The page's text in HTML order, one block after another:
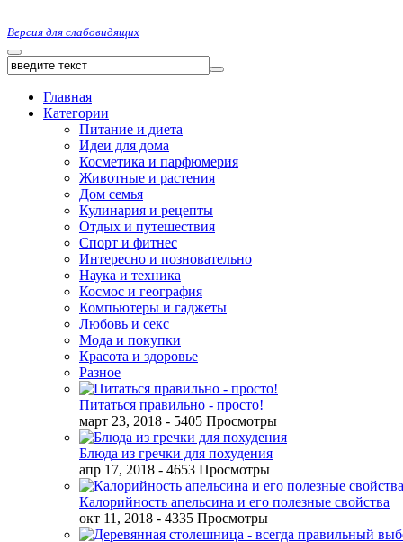
Версия для слабовидящих
Главная
Категории
Питание и диета
Идеи для дома
Косметика и парфюмерия
Животные и растения
Дом семья
Кулинария и рецепты
Отдых и путешествия
Спорт и фитнес
Интересно и позновательно
Наука и техника
Космос и география
Компьютеры и гаджеты
Любовь и секс
Мода и покупки
Красота и здоровье
Разное
Питаться правильно - просто!
март 23, 2018 - 5405 Просмотры
Блюда из гречки для похудения
апр 17, 2018 - 4653 Просмотры
Калорийность апельсина и его полезные свойства
окт 11, 2018 - 4335 Просмотры